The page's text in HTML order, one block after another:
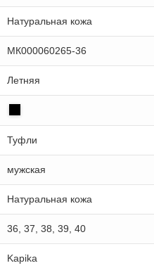
Натуральная кожа
МК000060265-36
Летняя
Туфли
мужская
Натуральная кожа
36, 37, 38, 39, 40
Kapika